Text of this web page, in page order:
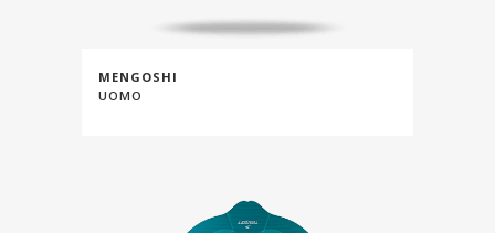
MENGOSHI
UOMO